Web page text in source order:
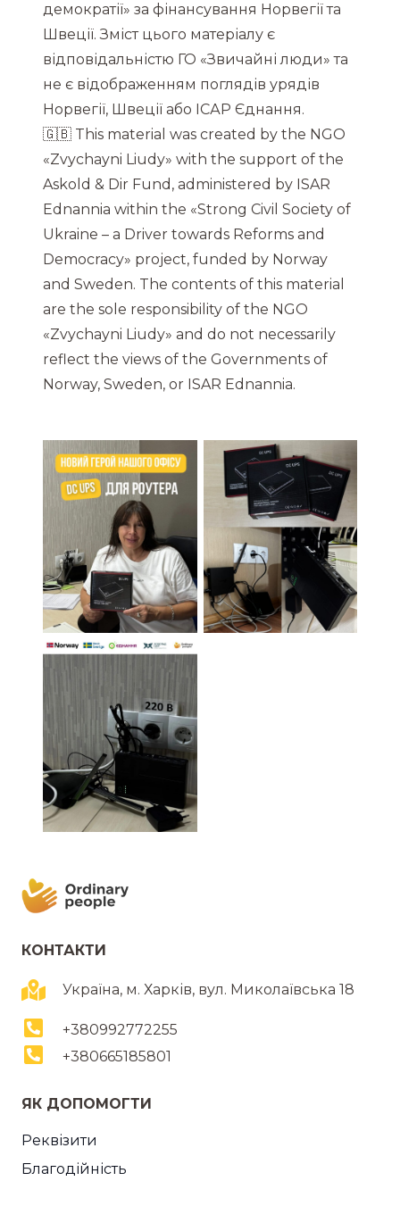
демократії» за фінансування Норвегії та
Швеції. Зміст цього матеріалу є
відповідальністю ГО «Звичайні люди» та
не є відображенням поглядів урядів
Норвегії, Швеції або ІСАР Єднання.
🇬🇧 This material was created by the NGO
«Zvychayni Liudy» with the support of the
Askold & Dir Fund, administered by ISAR
Ednannia within the «Strong Civil Society of
Ukraine – a Driver towards Reforms and
Democracy» project, funded by Norway
and Sweden. The contents of this material
are the sole responsibility of the NGO
«Zvychayni Liudy» and do not necessarily
reflect the views of the Governments of
Norway, Sweden, or ISAR Ednannia.
КОНТАКТИ
Україна, м. Харків, вул. Миколаївська 18
+380992772255
+380665185801
ЯК ДОПОМОГТИ
Реквізити
Благодійність